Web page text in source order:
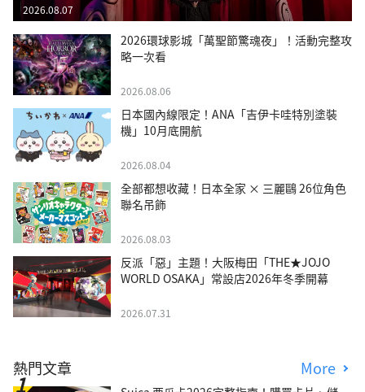
2026.08.07
2026環球影城「萬聖節驚魂夜」！活動完整攻
略一次看
2026.08.06
日本國內線限定！ANA「吉伊卡哇特別塗裝
機」10月底開航
2026.08.04
全部都想收藏！日本全家 × 三麗鷗 26位角色
聯名吊飾
2026.08.03
反派「惡」主題！大阪梅田「THE★JOJO
WORLD OSAKA」常設店2026年冬季開幕
2026.07.31
熱門文章 More